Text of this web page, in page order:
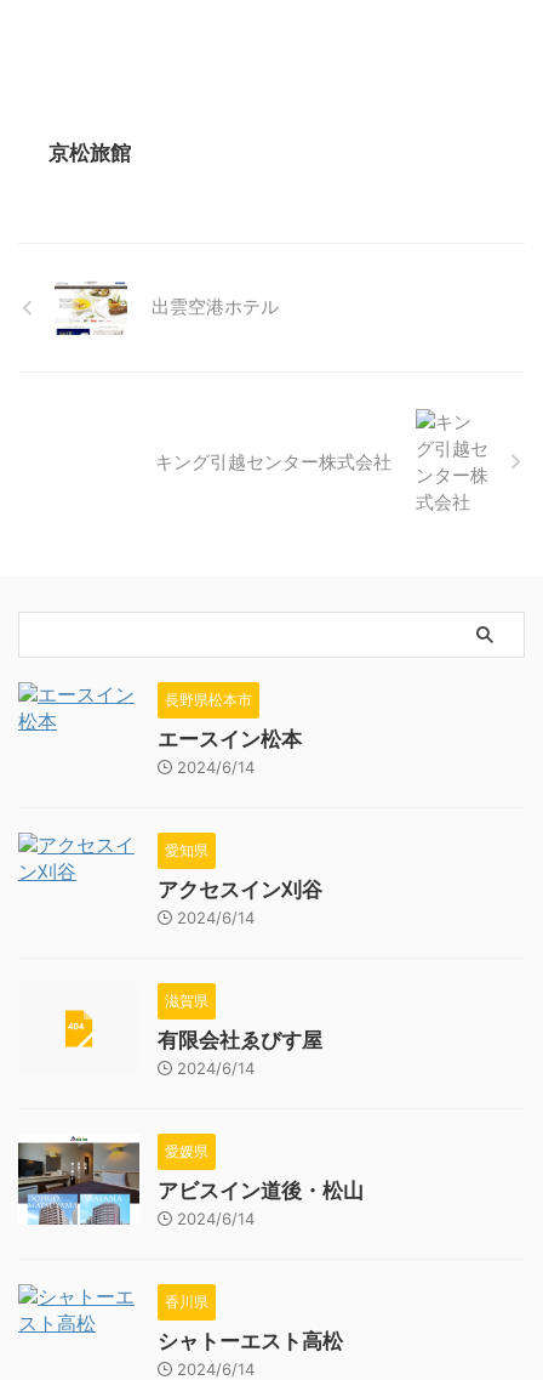
京松旅館
出雲空港ホテル
キング引越センター株式会社
長野県松本市
エースイン松本
2024/6/14
愛知県
アクセスイン刈谷
2024/6/14
滋賀県
有限会社ゑびす屋
2024/6/14
愛媛県
アビスイン道後・松山
2024/6/14
香川県
シャトーエスト高松
2024/6/14